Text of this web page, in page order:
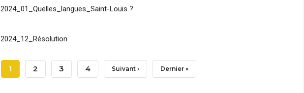
2024_01_Quelles_langues_Saint-Louis ?
2024_12_Résolution
Pagination
Page
1 Page
2 Page
3 Page
4 Page
Suivant › Dernière
Dernier »